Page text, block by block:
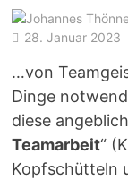
28. Januar 2023
…von
Dinge
diese
Teamarbeit“
Kopfschütteln